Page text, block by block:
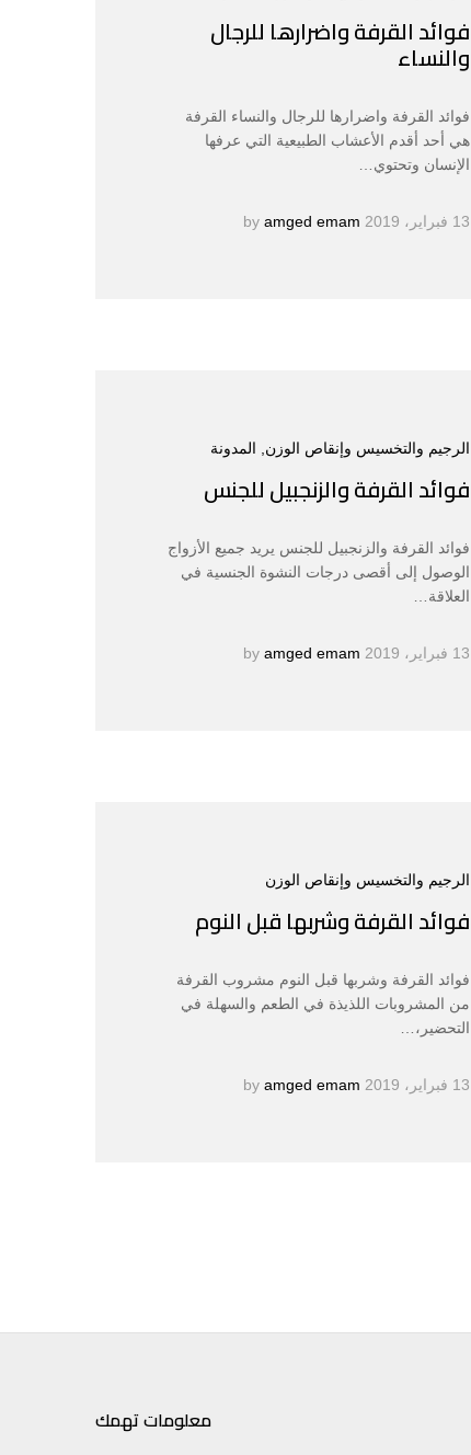
فوائد القرفة واضرارها للرجال
والنساء
فوائد القرفة واضرارها للرجال والنساء القرفة
هي أحد أقدم الأعشاب الطبيعية التي عرفها
الإنسان وتحتوي…
13 فبراير، 2019 amged emam
الرجيم والتخسيس وإنقاص الوزن , المدونة
فوائد القرفة والزنجبيل للجنس
فوائد القرفة والزنجبيل للجنس يريد جميع الأزواج
الوصول إلى أقصى درجات النشوة الجنسية في
العلاقة…
13 فبراير، 2019 amged emam
الرجيم والتخسيس وإنقاص الوزن
فوائد القرفة وشربها قبل النوم
فوائد القرفة وشربها قبل النوم مشروب القرفة
من المشروبات اللذيذة في الطعم والسهلة في
التحضير،…
13 فبراير، 2019 amged emam
معلومات تهمك